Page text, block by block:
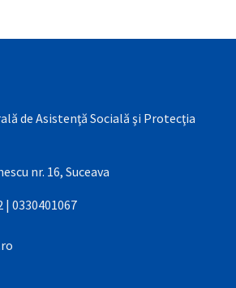
de Asistenţă Socială şi Protecţia
nr. 16, Suceava
| 0330401067